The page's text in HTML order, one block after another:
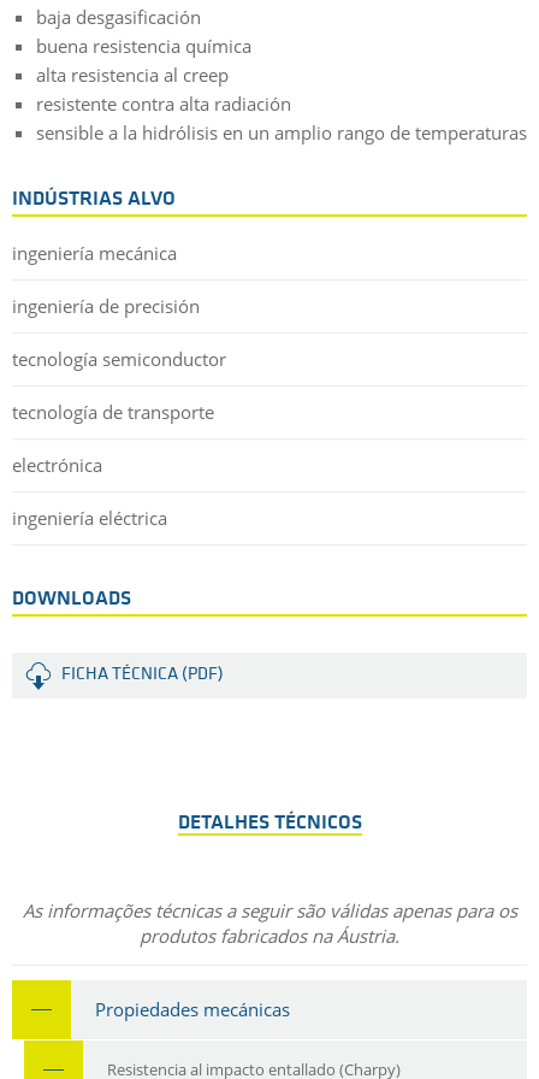
baja desgasificación
buena resistencia química
alta resistencia al creep
resistente contra alta radiación
sensible a la hidrólisis en un amplio rango de temperaturas
INDÚSTRIAS ALVO
ingeniería mecánica
ingeniería de precisión
tecnología semiconductor
tecnología de transporte
electrónica
ingeniería eléctrica
DOWNLOADS
FICHA TÉCNICA (PDF)
DETALHES TÉCNICOS
As informações técnicas a seguir são válidas apenas para os
produtos fabricados na Áustria.
Propiedades mecánicas
Resistencia al impacto entallado (Charpy)